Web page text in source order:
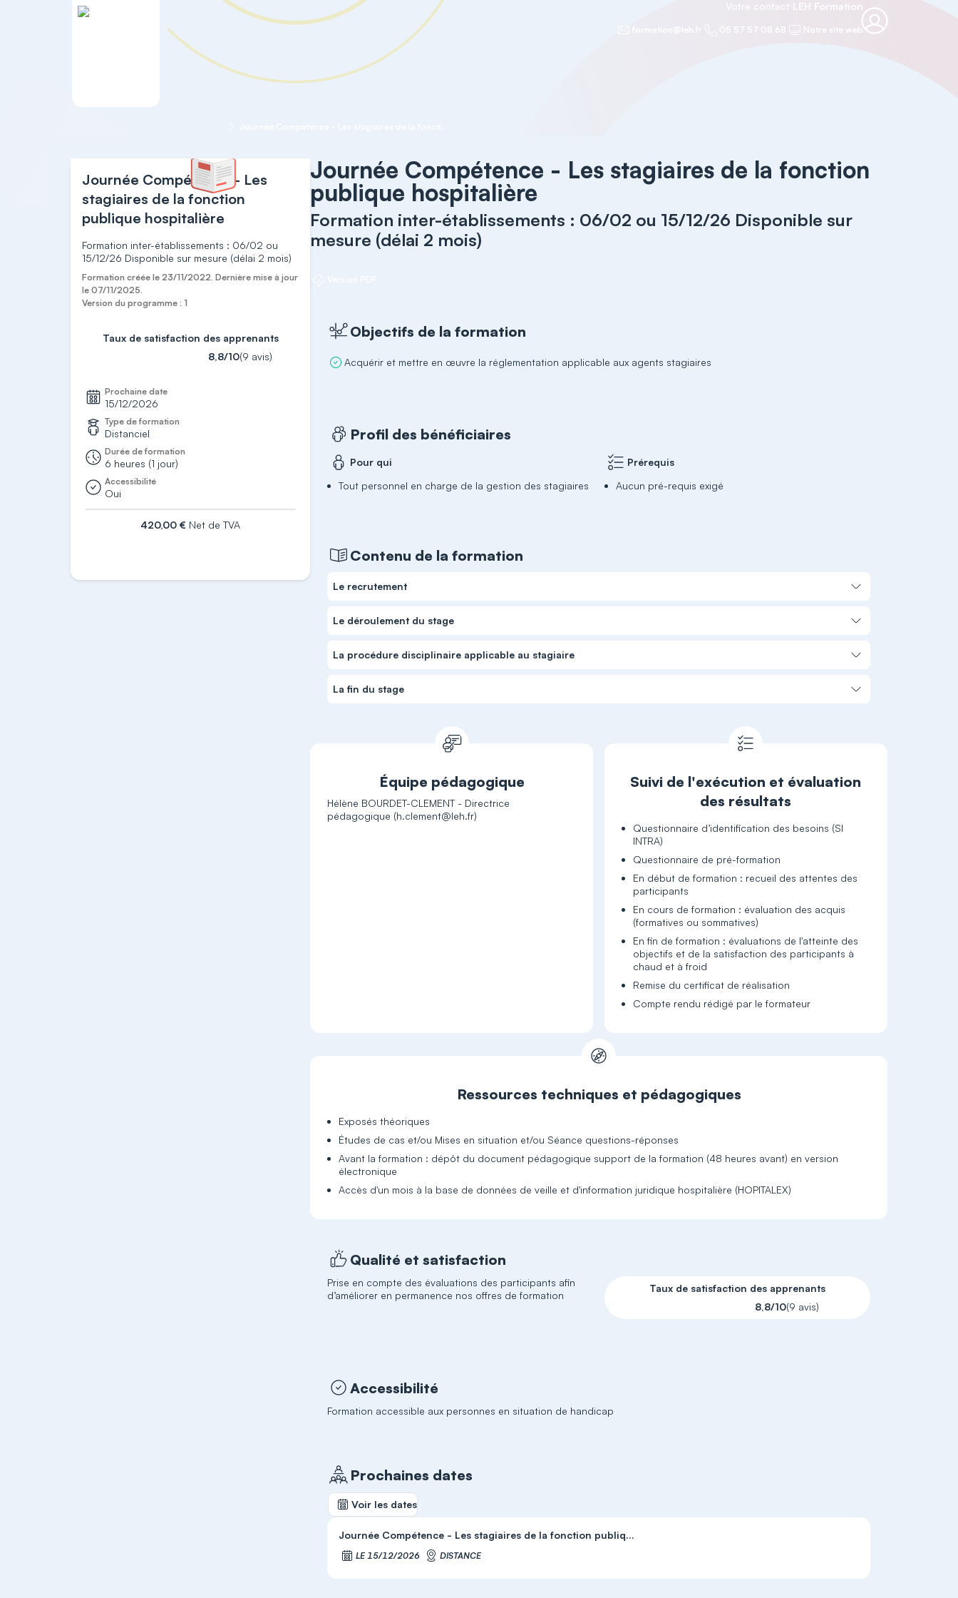
Votre contact LEH Formation
05 57 57 08 68 Notre site web
Journée Compétence - Les
stagiaires de la fonction
publique hospitalière
Formation inter-établissements : 06/02 ou
15/12/26 Disponible sur mesure (délai 2 mois)
Formation créée le 23/11/2022. Dernière mise à jour
le 07/11/2025.
Version du programme : 1
Taux de satisfaction des apprenants
8,8/10(9 avis)
Prochaine date
15/12/2026
Type de formation
Distanciel
Durée de formation
6 heures (1 jour)
Accessibilité
Oui
420,00 € Net de TVA
Journée Compétence - Les stagiaires de la fonction
publique hospitalière
Formation inter-établissements : 06/02 ou 15/12/26 Disponible sur
mesure (délai 2 mois)
Objectifs de la formation
Acquérir et mettre en œuvre la réglementation applicable aux agents stagiaires
Profil des bénéficiaires
Pour qui
Tout personnel en charge de la gestion des stagiaires
Prérequis
Aucun pré-requis exigé
Contenu de la formation
Le recrutement
Le déroulement du stage
La procédure disciplinaire applicable au stagiaire
La fin du stage
Équipe pédagogique
Hélène BOURDET-CLEMENT - Directrice
Suivi de l'exécution et évaluation
des résultats
Questionnaire d’identification des besoins (SI
INTRA)
Questionnaire de pré-formation
En début de formation : recueil des attentes des
participants
En cours de formation : évaluation des acquis
(formatives ou sommatives)
En fin de formation : évaluations de l'atteinte des
objectifs et de la satisfaction des participants à
chaud et à froid
Remise du certificat de réalisation
Compte rendu rédigé par le formateur
Ressources techniques et pédagogiques
Exposés théoriques
Études de cas et/ou Mises en situation et/ou Séance questions-réponses
Avant la formation : dépôt du document pédagogique support de la formation (48 heures avant) en version
électronique
Accès d'un mois à la base de données de veille et d'information juridique hospitalière (HOPITALEX)
Qualité et satisfaction
Prise en compte des évaluations des participants afin
d’améliorer en permanence nos offres de formation
Taux de satisfaction des apprenants
8,8/10(9 avis)
Accessibilité
Formation accessible aux personnes en situation de handicap
Prochaines dates
Voir les dates
Journée Compétence - Les stagiaires de la fonction publiq...
LE 15/12/2026 DISTANCE